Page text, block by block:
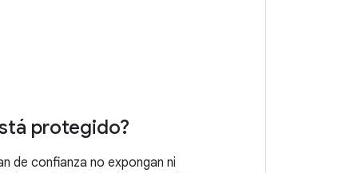
protegido?
de confianza no expongan ni